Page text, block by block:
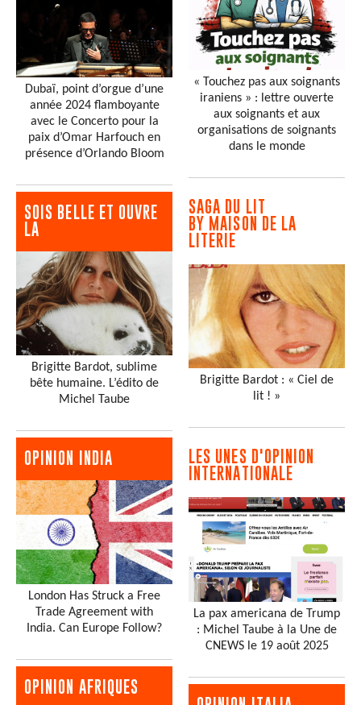
Dubaï, point d’orgue d’une
année 2024 flamboyante
avec le Concerto pour la
paix d’Omar Harfouch en
présence d’Orlando Bloom
SOIS BELLE ET OUVRE
LA
Brigitte Bardot, sublime
bête humaine. L’édito de
Michel Taube
OPINION INDIA
London Has Struck a Free
Trade Agreement with
India. Can Europe Follow?
OPINION AFRIQUES
« Touchez pas aux soignants
iraniens » : lettre ouverte
aux soignants et aux
organisations de soignants
dans le monde
SAGA DU LIT
BY MAISON DE LA
LITERIE
Brigitte Bardot : « Ciel de
lit ! »
LES UNES D'OPINION
INTERNATIONALE
La pax americana de Trump
: Michel Taube à la Une de
CNEWS le 19 août 2025